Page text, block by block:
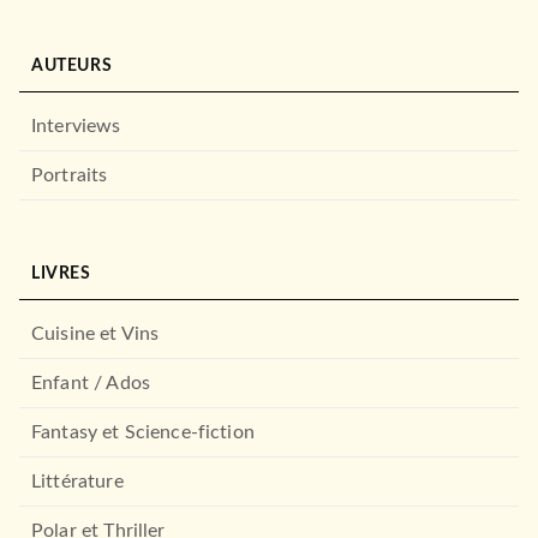
AUTEURS
Interviews
Portraits
LIVRES
Cuisine et Vins
Enfant / Ados
Fantasy et Science-fiction
Littérature
Polar et Thriller